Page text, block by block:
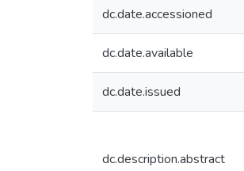
dc.date.accessioned
dc.date.available
dc.date.issued
dc.description.abstract